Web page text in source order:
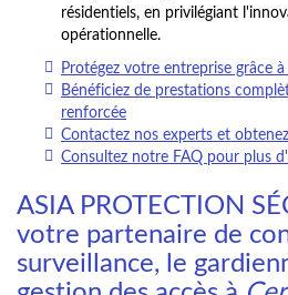
résidentiels, en privilégiant
opérationnelle.
Protégez votre entreprise grâce
Bénéficiez de prestations
renforcée
Contactez nos experts et
Consultez notre FAQ pour plus
ASIA PROTECTION
votre partenaire de
surveillance, le